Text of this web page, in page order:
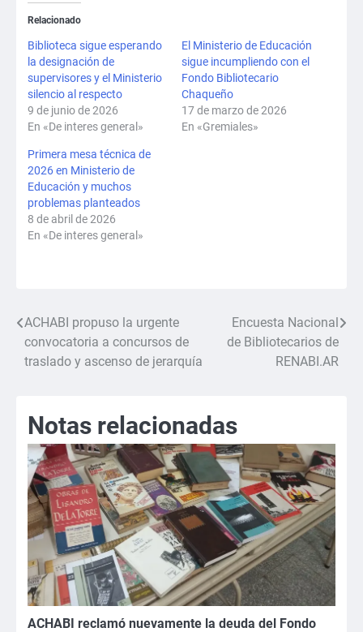
Relacionado
Biblioteca sigue esperando
la designación de
supervisores y el Ministerio
silencio al respecto
9 de junio de 2026
En «De interes general»
El Ministerio de Educación
sigue incumpliendo con el
Fondo Bibliotecario
Chaqueño
17 de marzo de 2026
En «Gremiales»
Primera mesa técnica de
2026 en Ministerio de
Educación y muchos
problemas planteados
8 de abril de 2026
En «De interes general»
Navegación
de
ACHABI propuso la urgente
convocatoria a concursos de
traslado y ascenso de jerarquía
Encuesta Nacional
de Bibliotecarios de
RENABI.AR
Notas relacionadas
ACHABI reclamó nuevamente la deuda del Fondo